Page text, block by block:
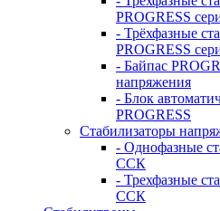
PROGRESS
- Трёхфазные
PROGRESS
- Байпас
напряжения
- Блок
PROGRESS
Стабилизаторы
- Однофазные
ССК
- Трехфазные
ССК